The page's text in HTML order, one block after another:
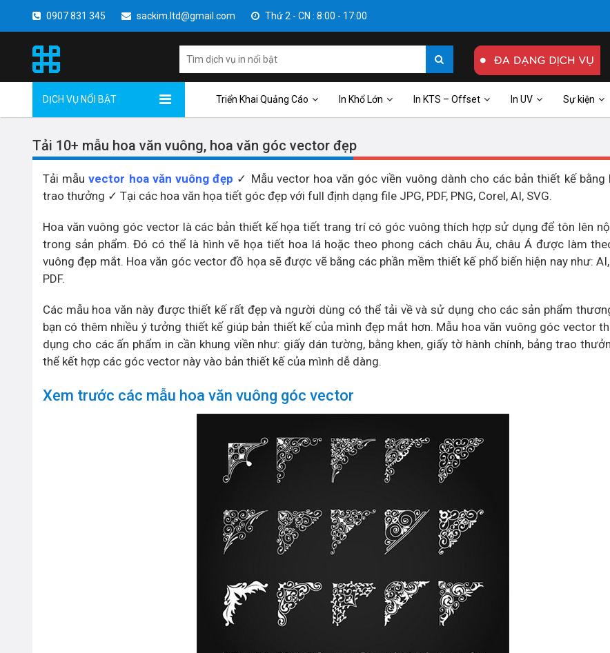
0907 831 345 sackim.ltd@gmail.com Thứ 2 - CN : 8:00 - 17:00
DỊCH VỤ NỔI BẬT Triển Khai Quảng Cáo In Khổ Lớn In KTS – Offset In UV Sự kiện
Tải 10+ mẫu hoa văn vuông, hoa văn góc vector đẹp
Tải mẫuvector hoa văn vuông đẹp ✓ Mẫu vector hoa văn góc viền vuông dành cho các bản thiết kế bằng
trao thưởng ✓ Tại các hoa văn họa tiết góc đẹp với full định dạng file JPG, PDF, PNG, Corel, AI, SVG.
Hoa văn vuông góc vector là các bản thiết kế họa tiết trang trí có góc vuông thích hợp sử dụng để tôn lên
trong sản phẩm. Đó có thể là hình vẽ họa tiết hoa lá hoặc theo phong cách châu Âu, châu Á được làm
vuông đẹp mắt. Hoa văn góc vector đồ họa sẽ được vẽ bằng các phần mềm thiết kế phổ biến hiện nay như: AI,
PDF.
Các mẫu hoa văn này được thiết kế rất đẹp và người dùng có thể tải về và sử dụng cho các sản phẩm
bạn có thêm nhiều ý tưởng thiết kế giúp bản thiết kế của mình đẹp mắt hơn. Mẫu hoa văn vuông góc vector
dụng cho các ấn phẩm in cần khung viền như: giấy dán tường, bằng khen, giấy tờ hành chính, bảng trao
thể kết hợp các góc vector này vào bản thiết kế của mình dễ dàng.
Xem trước các mẫu hoa văn vuông góc vector